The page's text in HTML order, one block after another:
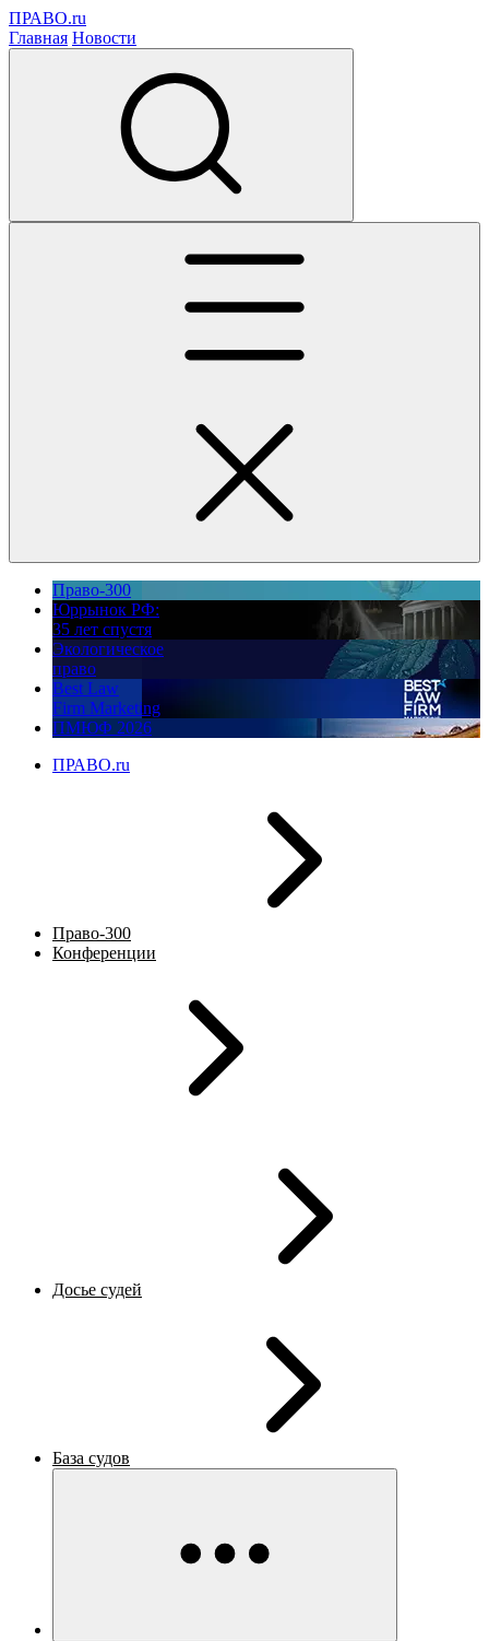
ПРАВО.ru
Главная Новости
Право-300
Юррынок РФ:
35 лет спустя
Экологическое
право
Best Law
Firm Marketing
ПМЮФ 2026
ПРАВО.ru
Право-300
Конференции
Досье судей
База судов